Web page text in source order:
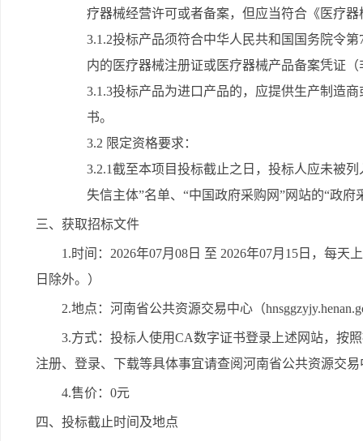
疗器械经营许可或者备案，但应当符合《医疗
3.1.2投标产品须符合中华人民共和国国务院令
内的医疗器械注册证或医疗器械产品备案凭证
3.1.3投标产品为进口产品的，应提供生产制造
书。
3.2 限定资格要求：
3.2.1截至本项目投标截止之日，投标人应未被
失信主体”名单、“中国政府采购网”网站的“政
三、获取招标文件
1.时间：2026年07月08日 至 2026年07月15日，每天
日除外。）
2.地点：河南省公共资源交易中心（
3.方式：投标人使用CA数字证书登录上述网站，按
注册、登录、下载等具体事宜请查阅河南省公共资源交
4.售价：0元
四、投标截止时间及地点